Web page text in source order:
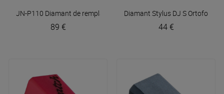
JN-P110 Diamant de remplacement pour MP-110 et MP-110H
89 €
Diamant Stylus DJ S Ortofon
44 €